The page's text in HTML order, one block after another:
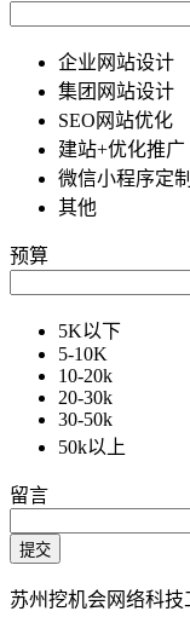
企业网站设计
集团网站设计
SEO网站优化
建站+优化推广
微信小程序定制
其他
预算
5K以下
5-10K
10-20k
20-30k
30-50k
50k以上
留言
苏州挖机会网络科